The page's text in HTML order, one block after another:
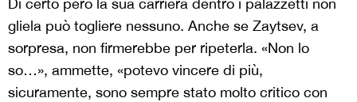
Di certo però la sua carriera dentro i palazzetti non
gliela può togliere nessuno. Anche se Zaytsev, a
sorpresa, non firmerebbe per ripeterla. «Non lo
so…», ammette, «potevo vincere di più,
sicuramente, sono sempre stato molto critico con